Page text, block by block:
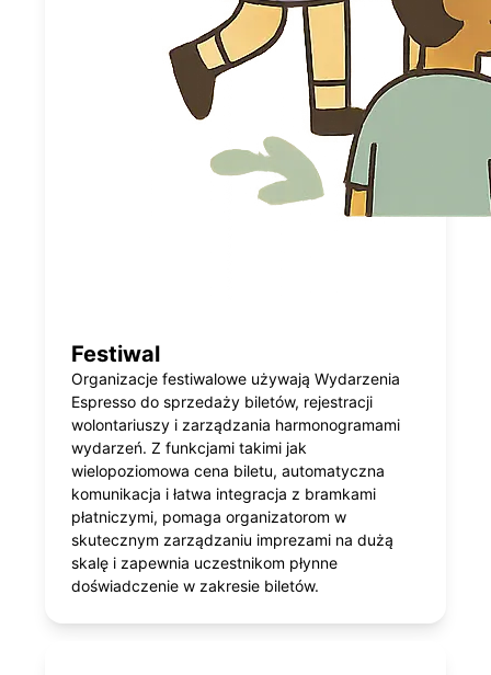
Festiwal
Organizacje festiwalowe używają Wydarzenia
Espresso do sprzedaży biletów, rejestracji
wolontariuszy i zarządzania harmonogramami
wydarzeń. Z funkcjami takimi jak
wielopoziomowa cena biletu, automatyczna
komunikacja i łatwa integracja z bramkami
płatniczymi, pomaga organizatorom w
skutecznym zarządzaniu imprezami na dużą
skalę i zapewnia uczestnikom płynne
doświadczenie w zakresie biletów.